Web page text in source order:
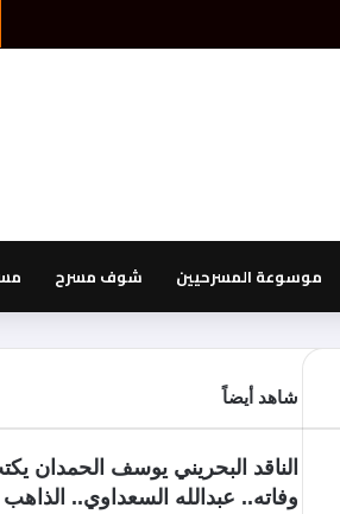
موسوعة المسرحيين شوف مسرح
شاهد أيضاً
الناقد البحريني يوسف الحمدان
وفاته.. عبدالله السعداوي..